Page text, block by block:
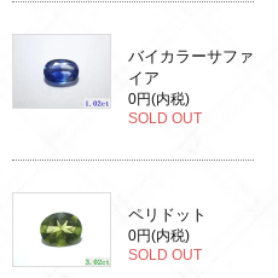
バイカラーサファ
イア
0円(内税)
SOLD OUT
ペリドット
0円(内税)
SOLD OUT